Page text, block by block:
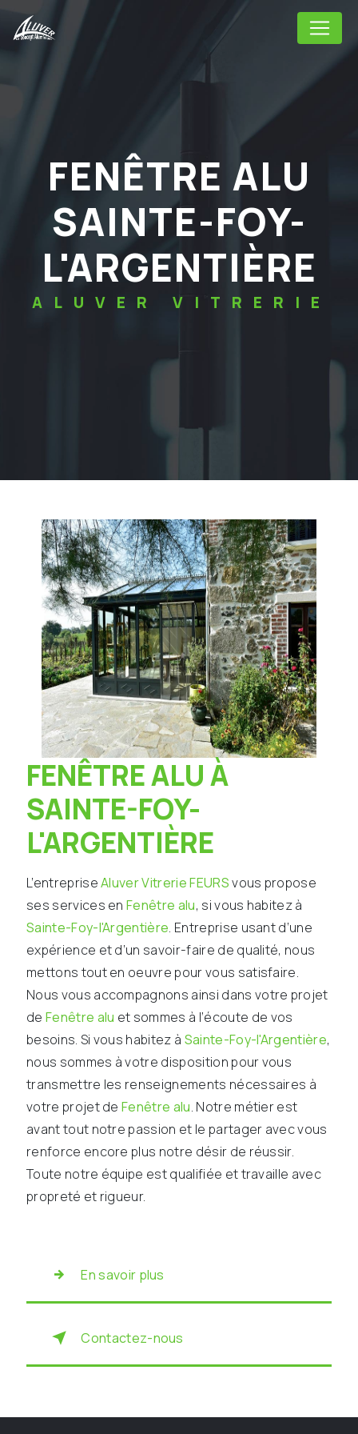
FENÊTRE ALU
SAINTE-FOY-
L'ARGENTIÈRE
ALUVER VITRERIE
FENÊTRE ALU À
SAINTE-FOY-
L'ARGENTIÈRE
L’entrepriseAluver Vitrerie FEURSvous propose
ses services enFenêtre alu, si vous habitez à
Sainte-Foy-l'Argentière. Entreprise usant d’une
expérience et d’un savoir-faire de qualité, nous
mettons tout en oeuvre pour vous satisfaire.
Nous vous accompagnons ainsi dans votre projet
de Fenêtre alu et sommes à l’écoute de vos
besoins. Si vous habitez à Sainte-Foy-l'Argentière,
nous sommes à votre disposition pour vous
transmettre les renseignements nécessaires à
votre projet deFenêtre alu. Notre métier est
avant tout notre passion et le partager avec vous
renforce encore plus notre désir de réussir.
Toute notre équipe est qualifiée et travaille avec
propreté et rigueur.
En savoir plus
Contactez-nous
Panneau de gestion des cookies